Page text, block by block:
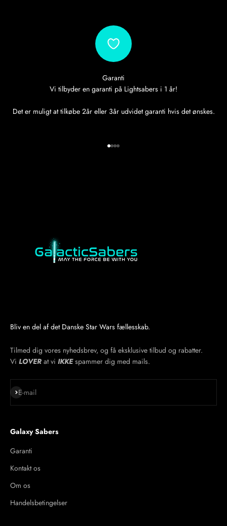
Garanti
Vi tilbyder en garanti på Lightsabers i 1 år!
Det er muligt at tilkøbe 2år eller 3år udvidet garanti hvis det ønskes.
Bliv en del af det Danske Star Wars fællesskab.
Tilmed dig vores nyhedsbrev, og få eksklusive tilbud og rabatter.
Vi LOVER at vi IKKEspammer dig med mails.
E-mail
Abonnér
Galaxy Sabers
Garanti
Kontakt os
Om os
Handelsbetingelser